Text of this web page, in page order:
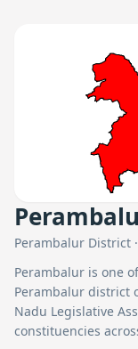
Perambalur District
Perambalur is one
Perambalur district
Nadu Legislative
constituencies